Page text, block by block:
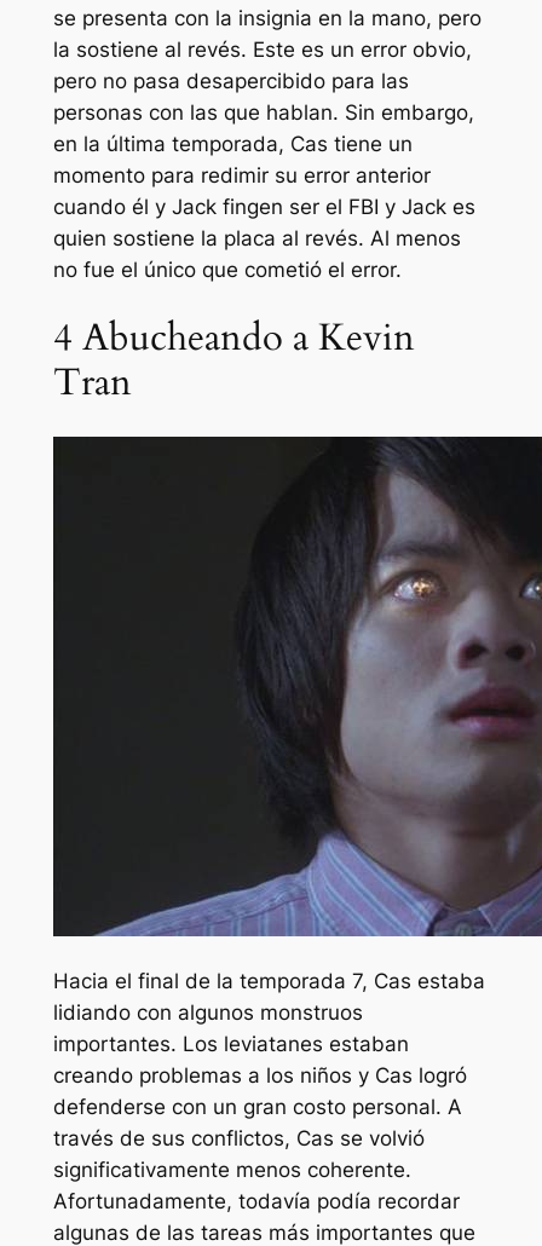
se presenta con la insignia en la mano, pero
la sostiene al revés. Este es un error obvio,
pero no pasa desapercibido para las
personas con las que hablan. Sin embargo,
en la última temporada, Cas tiene un
momento para redimir su error anterior
cuando él y Jack fingen ser el FBI y Jack es
quien sostiene la placa al revés. Al menos
no fue el único que cometió el error.
4 Abucheando a Kevin
Tran
Hacia el final de la temporada 7, Cas estaba
lidiando con algunos monstruos
importantes. Los leviatanes estaban
creando problemas a los niños y Cas logró
defenderse con un gran costo personal. A
través de sus conflictos, Cas se volvió
significativamente menos coherente.
Afortunadamente, todavía podía recordar
algunas de las tareas más importantes que